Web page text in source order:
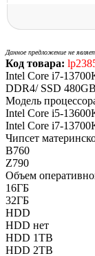
Данное предложение не
Код товара:
Intel Core i7-
DDR4/ SSD
Модель
Intel Core i5-
Intel Core i7-
Чипсет
B760
Z790
Объем
16ГБ
32ГБ
HDD
HDD нет
HDD 1TB
HDD 2TB